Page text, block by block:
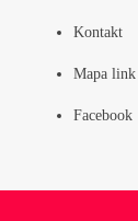
Kontakt
Mapa link
Facebook